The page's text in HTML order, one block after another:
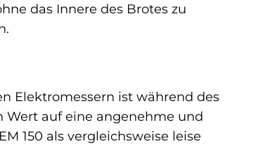
das Innere des Brotes zu
Elektromessern ist während des
Wert auf eine angenehme und
150 als vergleichsweise leise